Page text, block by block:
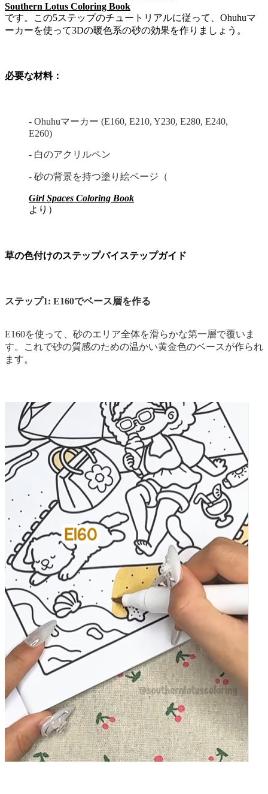
Southern Lotus Coloring Book
です。この5ステップのチュートリアルに従って、Ohuhuマ
ーカーを使って3Dの暖色系の砂の効果を作りましょう。
必要な材料：
- Ohuhuマーカー (E160, E210, Y230, E280, E240,
E260)
- 白のアクリルペン
- 砂の背景を持つ塗り絵ページ（
Girl Spaces Coloring Book
より）
草の色付けのステップバイステップガイド
ステップ1: E160でベース層を作る
E160を使って、砂のエリア全体を滑らかな第一層で覆いま
す。これで砂の質感のための温かい黄金色のベースが作られ
ます。